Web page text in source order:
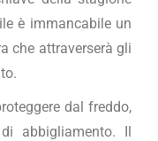
è immancabile un
che attraverserà gli
dal freddo,
abbigliamento. Il